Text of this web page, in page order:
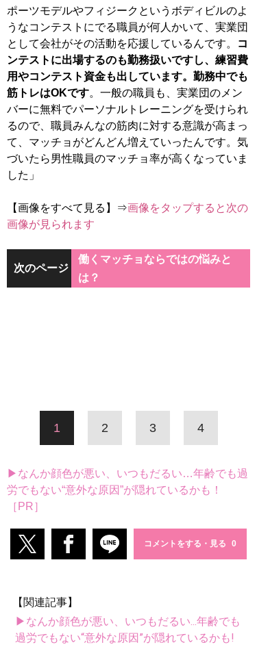
ポーツモデルやフィジークというボディビルのよ
うなコンテストにでる職員が何人かいて、実業団
として会社がその活動を応援しているんです。
コ
ンテストに出場するのも勤務扱いですし、練習費
用やコンテスト資金も出しています。勤務中でも
筋トレはOKです。一般の職員も、実業団のメン
バーに無料でパーソナルトレーニングを受けられ
るので、職員みんなの筋肉に対する意識が高まっ
て、マッチョがどんどん増えていったんです。気
づいたら男性職員のマッチョ率が高くなっていま
した」
【画像をすべて見る】⇒画像をタップすると次の
画像が見られます
次のページ
働くマッチョならではの悩みと
は？
1 2 3 4
▶なんか顔色が悪い、いつもだるい…年齢でも過
労でもない“意外な原因”が隠れているかも！
［PR］
コメントをする・見る
【関連記事】
▶なんか顔色が悪い、いつもだるい...年齢でも
過労でもない“意外な原因”が隠れているかも!